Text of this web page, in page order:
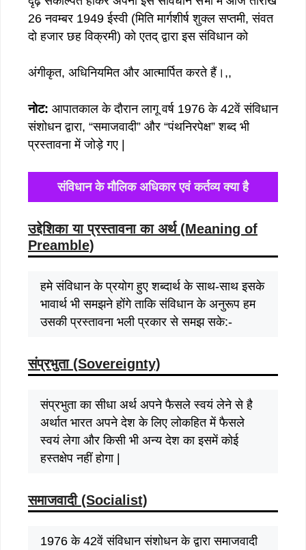
26 नवम्बर 1949 ईस्वी (मिति मार्गशीर्ष शुक्ल सप्तमी, संवत
दो हजार छह विक्रमी) को एतद् द्वारा इस संविधान को
अंगीकृत, अधिनियमित और आत्मार्पित करते हैं।,,
नोट: आपातकाल के दौरान लागू वर्ष 1976 के 42वें संविधान
संशोधन द्वारा, “समाजवादी” और “पंथनिरपेक्ष” शब्द भी
प्रस्तावना में जोड़े गए |
संविधान के मौलिक अधिकार एवं कर्तव्य क्या है
उद्देशिका या प्रस्तावना का अर्थ (Meaning of
Preamble)
हमे संविधान के प्रयोग हुए शब्दार्थ के साथ-साथ इसके
भावार्थ भी समझने होंगे ताकि संविधान के अनुरूप हम
उसकी प्रस्तावना भली प्रकार से समझ सके:-
संप्रभुता (Sovereignty)
संप्रभुता का सीधा अर्थ अपने फैसले स्वयं लेने से है
अर्थात भारत अपने देश के लिए लोकहित में फैसले
स्वयं लेगा और किसी भी अन्य देश का इसमें कोई
हस्तक्षेप नहीं होगा |
समाजवादी (Socialist)
1976 के 42वें संविधान संशोधन के द्वारा समाजवादी